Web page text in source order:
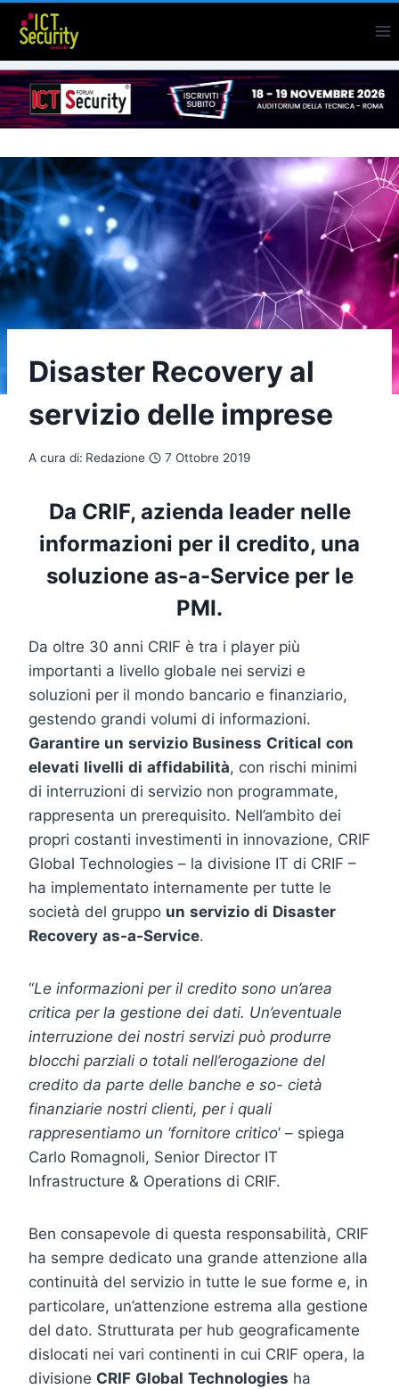
Salta
contenuto
Disaster Recovery al
servizio delle imprese
A cura di: Redazione 7 Ottobre 2019
Da CRIF, azienda leader nelle
informazioni per il credito, una
soluzione as-a-Service per le
PMI.
Da oltre 30 anni CRIF è tra i player più
importanti a livello globale nei servizi e
soluzioni per il mondo bancario e finanziario,
gestendo grandi volumi di informazioni.
Garantire un servizio Business Critical con
elevati livelli di affidabilità, con rischi minimi
di interruzioni di servizio non programmate,
rappresenta un prerequisito. Nell’ambito dei
propri costanti investimenti in innovazione, CRIF
Global Technologies – la divisione IT di CRIF –
ha implementato internamente per tutte le
società del gruppo un servizio di Disaster
Recovery as-a-Service.
“Le informazioni per il credito sono un’area
critica per la gestione dei dati. Un’eventuale
interruzione dei nostri servizi può produrre
blocchi parziali o totali nell’erogazione del
credito da parte delle banche e so- cietà
finanziarie nostri clienti, per i quali
rappresentiamo un ‘fornitore critico’ – spiega
Carlo Romagnoli, Senior Director IT
Infrastructure & Operations di CRIF.
Ben consapevole di questa responsabilità, CRIF
ha sempre dedicato una grande attenzione alla
continuità del servizio in tutte le sue forme e, in
particolare, un’attenzione estrema alla gestione
del dato. Strutturata per hub geograficamente
dislocati nei vari continenti in cui CRIF opera, la
divisione CRIF Global Technologies ha